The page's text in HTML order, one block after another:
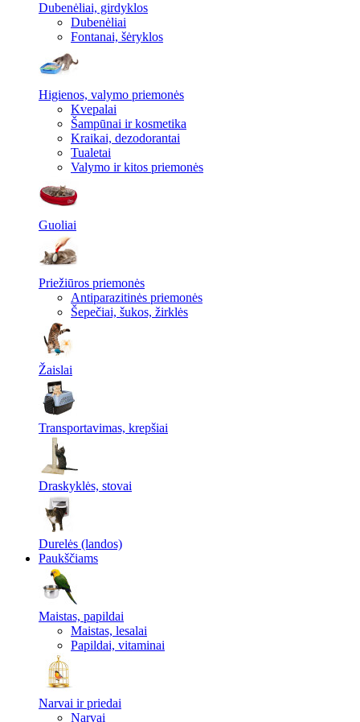
Dubenėliai, girdyklos
Dubenėliai
Fontanai, šėryklos
Higienos, valymo priemonės
Kvepalai
Šampūnai ir kosmetika
Kraikai, dezodorantai
Tualetai
Valymo ir kitos priemonės
Guoliai
Priežiūros priemonės
Antiparazitinės priemonės
Šepečiai, šukos, žirklės
Žaislai
Transportavimas, krepšiai
Draskyklės, stovai
Durelės (landos)
Paukščiams
Maistas, papildai
Maistas, lesalai
Papildai, vitaminai
Narvai ir priedai
Narvai